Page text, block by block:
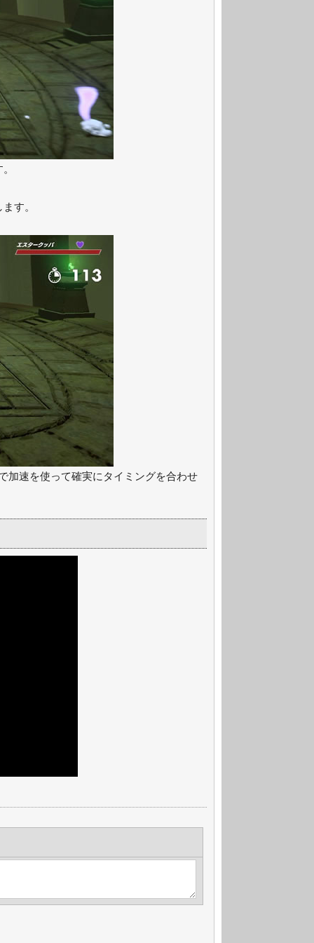
す。
加速を使って確実にタイミングを合わせ